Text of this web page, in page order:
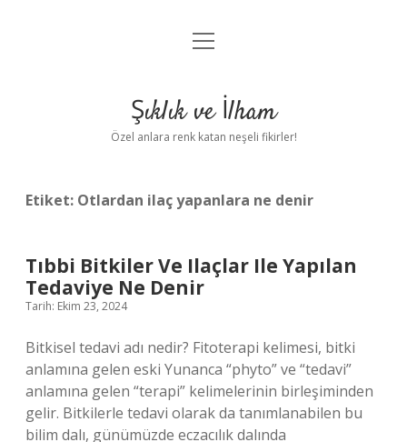
Anasayfa
Yasal Uyarı
menüyü
Şıklık ve İlham
Özel anlara renk katan neşeli fikirler!
Etiket: Otlardan ilaç yapanlara ne denir
Tıbbi Bitkiler Ve Ilaçlar Ile Yapılan
Tedaviye Ne Denir
Tarih: Ekim 23, 2024
Bitkisel tedavi adı nedir? Fitoterapi kelimesi, bitki
anlamına gelen eski Yunanca “phyto” ve “tedavi”
anlamına gelen “terapi” kelimelerinin birleşiminden
gelir. Bitkilerle tedavi olarak da tanımlanabilen bu
bilim dalı, günümüzde eczacılık dalında